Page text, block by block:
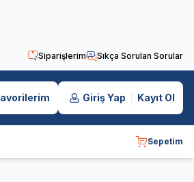
Siparişlerim Sıkça Sorulan Sorular
Giriş Yap Kayıt Ol
Sepetim